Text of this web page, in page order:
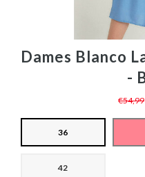
Dames Blanco
-
€54,99
36
42